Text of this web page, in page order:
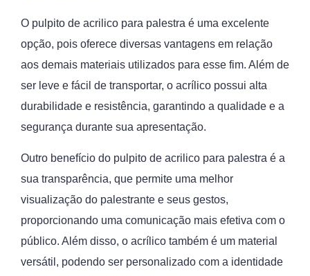
O pulpito de acrilico para palestra é uma excelente
opção, pois oferece diversas vantagens em relação
aos demais materiais utilizados para esse fim. Além de
ser leve e fácil de transportar, o acrílico possui alta
durabilidade e resistência, garantindo a qualidade e a
segurança durante sua apresentação.
Outro benefício do pulpito de acrilico para palestra é a
sua transparência, que permite uma melhor
visualização do palestrante e seus gestos,
proporcionando uma comunicação mais efetiva com o
público. Além disso, o acrílico também é um material
versátil, podendo ser personalizado com a identidade